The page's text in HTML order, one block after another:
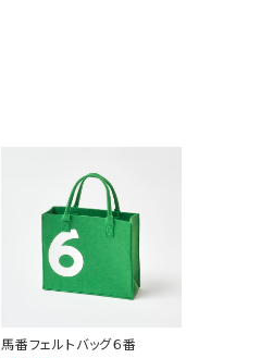
馬番フェルトバッグ６番